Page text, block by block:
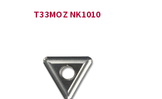
T33MOZ NK1010